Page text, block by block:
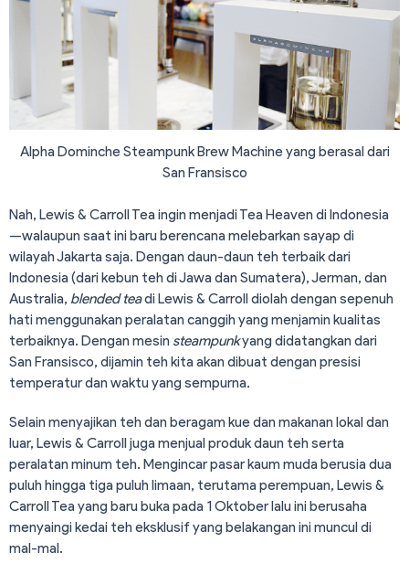
Alpha Dominche Steampunk Brew Machine yang berasal dari
San Fransisco
Nah, Lewis & Carroll Tea ingin menjadi Tea Heaven di Indonesia
—walaupun saat ini baru berencana melebarkan sayap di
wilayah Jakarta saja. Dengan daun-daun teh terbaik dari
Indonesia (dari kebun teh di Jawa dan Sumatera), Jerman, dan
Australia, blended teadi Lewis & Carroll diolah dengan sepenuh
hati menggunakan peralatan canggih yang menjamin kualitas
terbaiknya. Dengan mesin steampunkyang didatangkan dari
San Fransisco, dijamin teh kita akan dibuat dengan presisi
temperatur dan waktu yang sempurna.
Selain menyajikan teh dan beragam kue dan makanan lokal dan
luar, Lewis & Carroll juga menjual produk daun teh serta
peralatan minum teh. Mengincar pasar kaum muda berusia dua
puluh hingga tiga puluh limaan, terutama perempuan, Lewis &
Carroll Tea yang baru buka pada 1 Oktober lalu ini berusaha
menyaingi kedai teh eksklusif yang belakangan ini muncul di
mal-mal.